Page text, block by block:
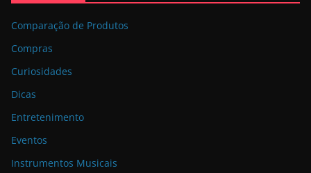
Comparação de Produtos
Compras
Curiosidades
Dicas
Entretenimento
Eventos
Instrumentos Musicais